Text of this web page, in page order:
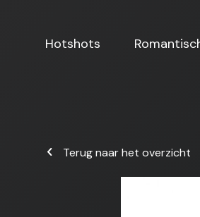
Hotshots
Terug naar het overzicht